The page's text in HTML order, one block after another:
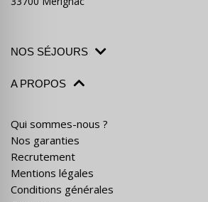
NOS SÉJOURS
A PROPOS
Qui sommes-nous ?
Nos garanties
Recrutement
Mentions légales
Conditions générales